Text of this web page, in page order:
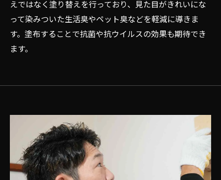
えではなく塗り替えを行っており、見た目がきれいにな
って染みついた生活臭やペット臭などを軽減に導きま
す。塗布することで抗菌や抗ウイルスの効果も期待でき
ます。